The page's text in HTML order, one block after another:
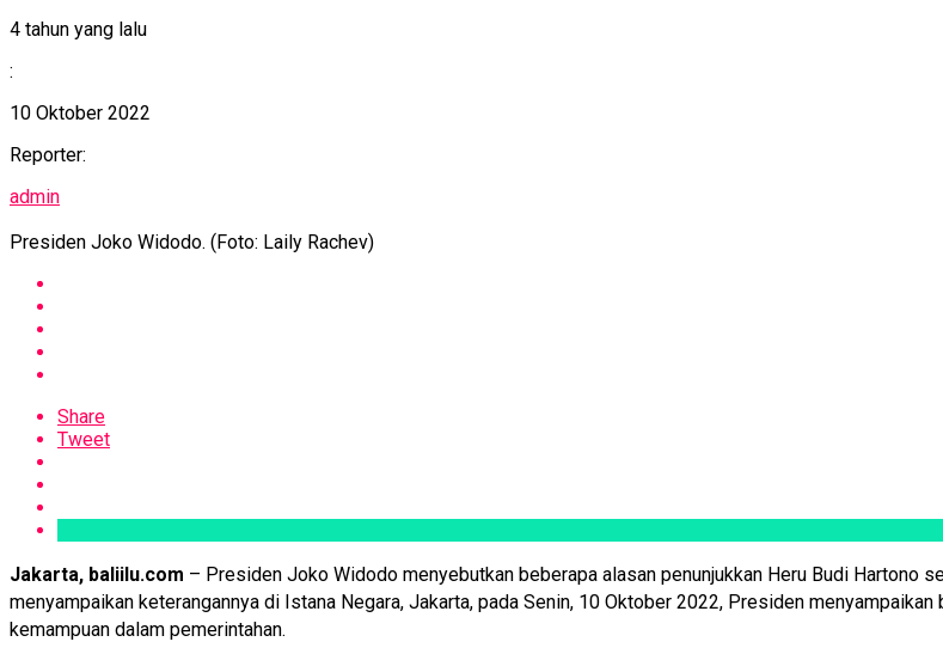
4 tahun yang lalu
:
10 Oktober 2022
Reporter:
admin
Presiden Joko Widodo. (Foto: Laily Rachev)
Share
Tweet
Jakarta, baliilu.com – Presiden Joko Widodo menyebutkan beberapa alasan penunjukkan Heru Budi Hartono
menyampaikan keterangannya di Istana Negara, Jakarta, pada Senin, 10 Oktober 2022, Presiden
kemampuan dalam pemerintahan.